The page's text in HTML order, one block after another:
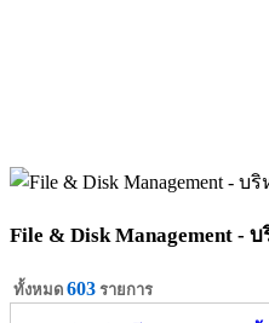
File & Disk Management -
ทั้งหมด 603 รายการ